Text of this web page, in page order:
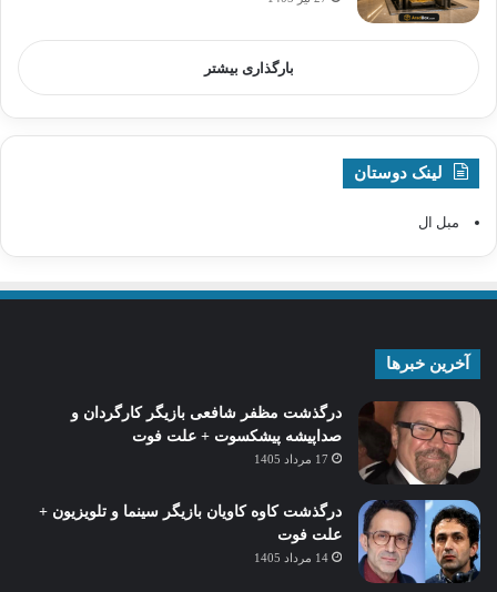
بارگذاری بیشتر
لینک دوستان
مبل ال
آخرین خبرها
درگذشت مظفر شافعی بازیگر کارگردان و
صداپیشه پیشکسوت + علت فوت
17 مرداد 1405
درگذشت کاوه کاویان بازیگر سینما و تلویزیون +
علت فوت
14 مرداد 1405